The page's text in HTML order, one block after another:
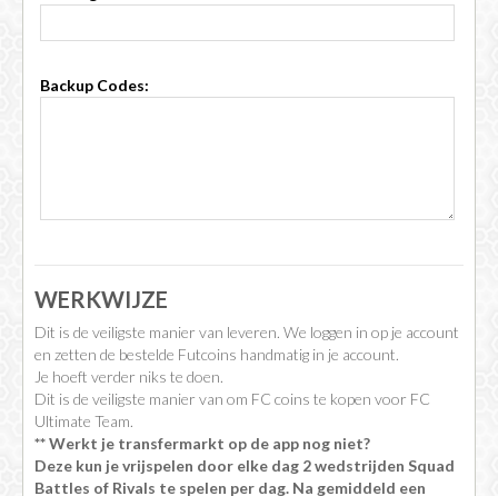
Backup Codes:
WERKWIJZE
Dit is de veiligste manier van leveren. We loggen in op je account
en zetten de bestelde Futcoins handmatig in je account.
Je hoeft verder niks te doen.
Dit is de veiligste manier van om FC coins te kopen voor FC
Ultimate Team.
** Werkt je transfermarkt op de app nog niet?
Deze kun je vrijspelen door elke dag 2 wedstrijden Squad
Battles of Rivals te spelen per dag. Na gemiddeld een